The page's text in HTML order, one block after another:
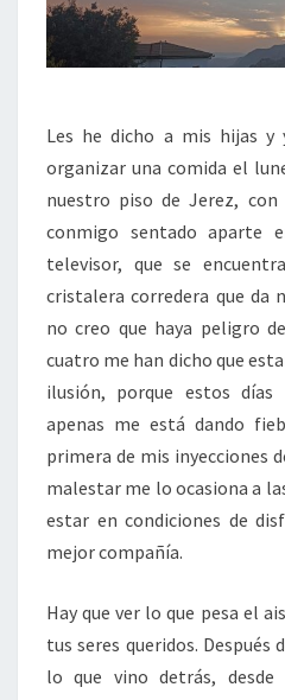
Les he dicho a mis hijas y
organizar una comida el
nuestro piso de Jerez,
conmigo sentado aparte
televisor, que se
cristalera corredera que da
no creo que haya peligro
cuatro me han dicho que
ilusión, porque estos
apenas me está dando
primera de mis inyecciones
malestar me lo ocasiona a
estar en condiciones de
mejor compañía.
Hay que ver lo que pesa el
tus seres queridos.
lo que vino detrás,